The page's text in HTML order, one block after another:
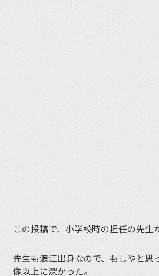
この投稿で、小学校時の担任の先生
先生も浪江出身なので、もしやと思
像以上に深かった。